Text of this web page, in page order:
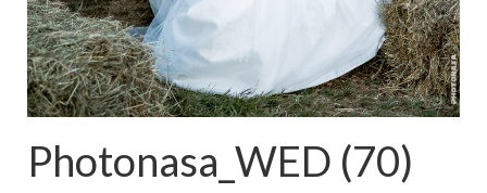
Photonasa_WED (70)